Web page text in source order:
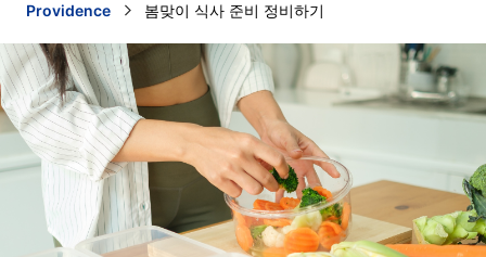
Providence Current:
봄맞이 식사 준비 정비하기